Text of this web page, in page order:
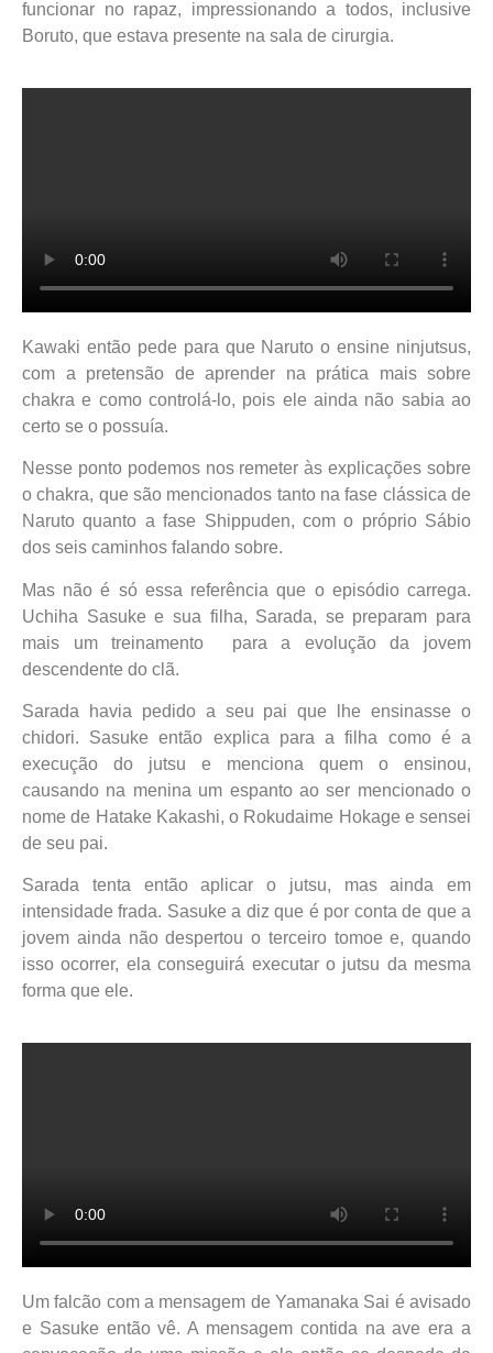
funcionar no rapaz, impressionando a todos, inclusive
Boruto, que estava presente na sala de cirurgia.
Kawaki então pede para que Naruto o ensine ninjutsus,
com a pretensão de aprender na prática mais sobre
chakra e como controlá-lo, pois ele ainda não sabia ao
certo se o possuía.
Nesse ponto podemos nos remeter às explicações sobre
o chakra, que são mencionados tanto na fase clássica de
Naruto quanto a fase Shippuden, com o próprio Sábio
dos seis caminhos falando sobre.
Mas não é só essa referência que o episódio carrega.
Uchiha Sasuke e sua filha, Sarada, se preparam para
mais um treinamento para a evolução da jovem
descendente do clã.
Sarada havia pedido a seu pai que lhe ensinasse o
chidori. Sasuke então explica para a filha como é a
execução do jutsu e menciona quem o ensinou,
causando na menina um espanto ao ser mencionado o
nome de Hatake Kakashi, o Rokudaime Hokage e sensei
de seu pai.
Sarada tenta então aplicar o jutsu, mas ainda em
intensidade frada. Sasuke a diz que é por conta de que a
jovem ainda não despertou o terceiro tomoe e, quando
isso ocorrer, ela conseguirá executar o jutsu da mesma
forma que ele.
Um falcão com a mensagem de Yamanaka Sai é avisado
e Sasuke então vê. A mensagem contida na ave era a